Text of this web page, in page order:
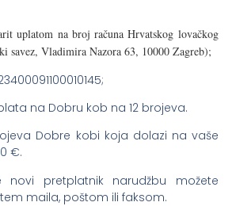
uplatom na broj računa Hrvatskog lovačkog
savez, Vladimira Nazora 63, 10000 Zagreb);
na Dobru kob na 12 brojeva.
Dobre kobi koja dolazi na vaše
€.
novi pretplatnik narudžbu možete
maila, poštom ili faksom.